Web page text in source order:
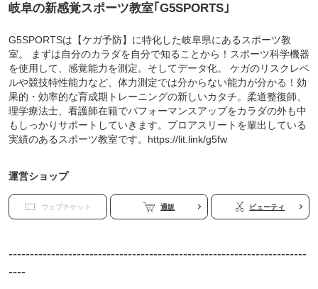
岐阜の新感覚スポーツ教室｢G5SPORTS｣
G5SPORTSは【ケガ予防】に特化した岐阜県にあるスポーツ教
室。 まずは自分のカラダを自分で知ることから！スポーツ科学機器
を使用して、感覚能力を測定。そしてデータ化。 ケガのリスクレベ
ルや競技特性能力など、体力測定では分からない能力が分かる！効
果的・効率的な育成期トレーニングの新しいカタチ。柔道整復師、
理学療法士、看護師在籍でパフォーマンスアップをカラダの外も中
もしっかりサポートしていきます。プロアスリートを輩出している
実績のあるスポーツ教室です。https://lit.link/g5fw
運営ショップ
ウェブチケット 通販 ビューティ
----------------------------------------------------------------------
----